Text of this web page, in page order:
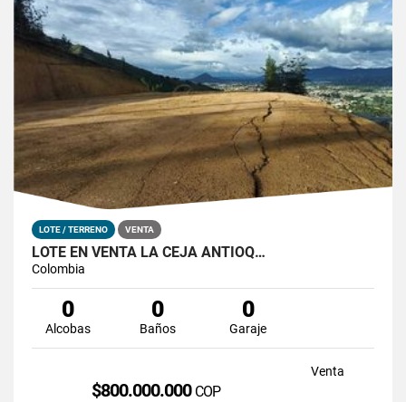
LOTE / TERRENO VENTA
LOTE EN VENTA LA CEJA ANTIOQ…
Colombia
0
Alcobas
0
Baños
0
Garaje
Venta
$800.000.000 COP